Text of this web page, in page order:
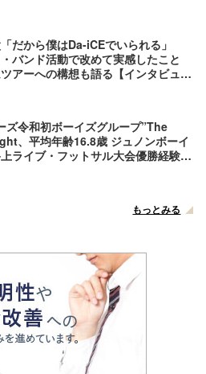
だから僕はDa-iCEでいられる」
バンド活動で改めて実感したこと
アーへの構想も語る【インタビュ
ズ令和初ボーイズグループ”The
、平均年齢16.8歳 ジュノンボーイ
ライブ・フットサル大会優勝経験者
力に迫る【インタビュー後編】
もっとみる